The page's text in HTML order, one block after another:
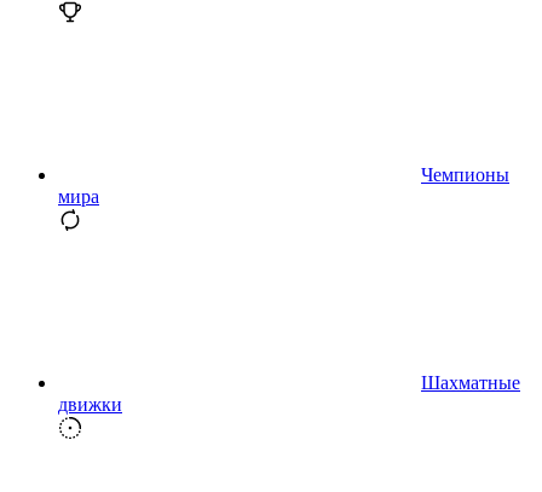
Чемпионы
мира
Шахматные
движки